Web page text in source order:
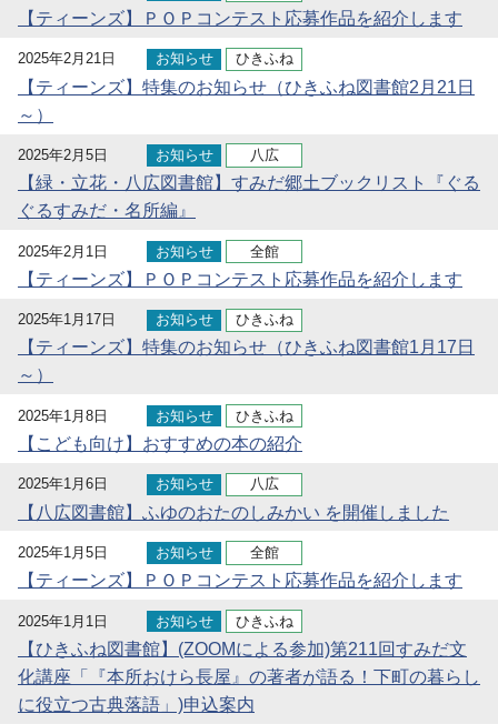
【ティーンズ】ＰＯＰコンテスト応募作品を紹介します
2025年2月21日 お知らせ ひきふね
【ティーンズ】特集のお知らせ（ひきふね図書館2月21日
～）
2025年2月5日 お知らせ 八広
【緑・立花・八広図書館】すみだ郷土ブックリスト『ぐる
ぐるすみだ・名所編』
2025年2月1日 お知らせ 全館
【ティーンズ】ＰＯＰコンテスト応募作品を紹介します
2025年1月17日 お知らせ ひきふね
【ティーンズ】特集のお知らせ（ひきふね図書館1月17日
～）
2025年1月8日 お知らせ ひきふね
【こども向け】おすすめの本の紹介
2025年1月6日 お知らせ 八広
【八広図書館】ふゆのおたのしみかい を開催しました
2025年1月5日 お知らせ 全館
【ティーンズ】ＰＯＰコンテスト応募作品を紹介します
2025年1月1日 お知らせ ひきふね
【ひきふね図書館】(ZOOMによる参加)第211回すみだ文
化講座「『本所おけら長屋』の著者が語る！下町の暮らし
に役立つ古典落語」)申込案内